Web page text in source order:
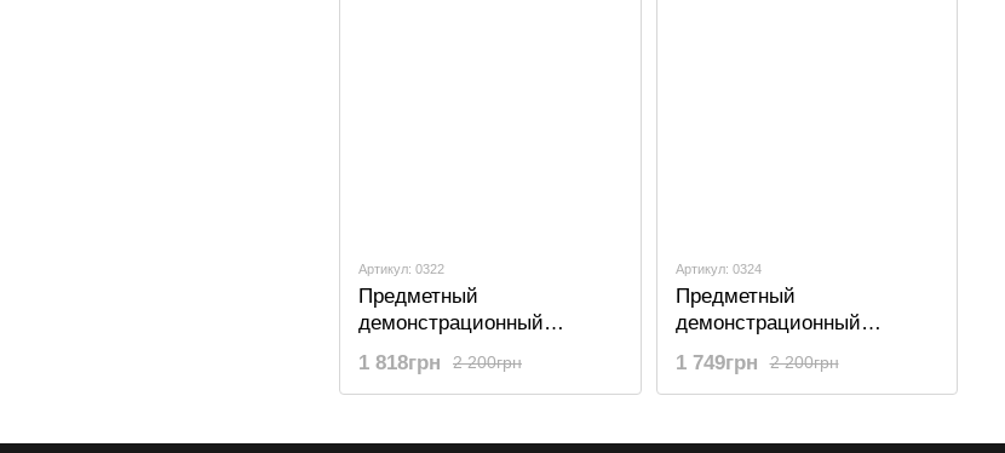
Артикул: 0322
Предметный
демонстрационный
поворотный столик 19 см
для фото- и видеосъемки
2 200грн
1 818грн
Артикул: 0324
Предметный
демонстрационный
поворотный столик 19 см
для фото- и видеосъемки
2 200грн
1 749грн